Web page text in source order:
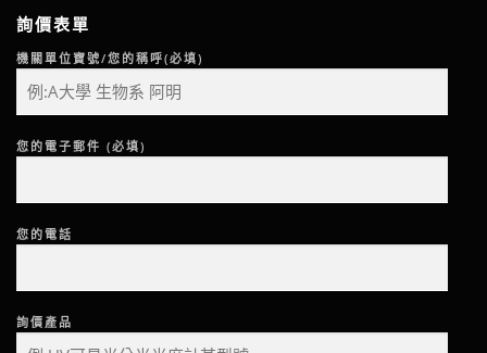
詢價表單
機關單位寶號/您的稱呼(必填)
您的電子郵件 (必填)
您的電話
詢價產品